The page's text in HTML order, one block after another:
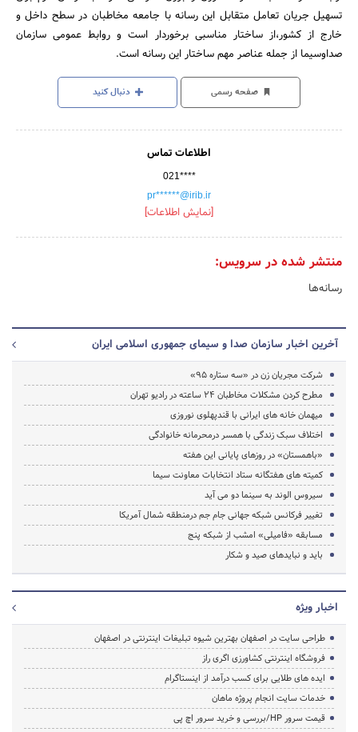
تسهیل جریان تعامل متقابل این رسانه با جامعه مخاطبان در سطح داخل و
خارج از کشور،از ساختار مناسبی برخوردار است و روابط‌ عمومی سازمان
صداوسیما از جمله عناصر مهم ساختار این رسانه است.
صفحه رسمی دنبال کنید
اطلاعات تماس
021****
pr******@irib.ir
[نمایش اطلاعات]
منتشر شده در سرویس:
رسانه‌ها
آخرین اخبار سازمان صدا و سیمای جمهوری اسلامی ایران
شرکت مجریان زن در «سه ستاره 95»
مطرح کردن مشکلات مخاطبان ۲۴ ساعته در رادیو تهران
میهمان خانه های ایرانی با قندپهلوی نوروزی
اختلاف سبک زندگی با همسر درمحرمانه خانوادگی
«باهمستان» در روزهای پایانی این هفته
کمیته های هفتگانه ستاد انتخابات معاونت سیما
سیروس الوند به سینما دو می آید
تغییر فرکانس شبکه جهانی جام جم درمنطقه شمال آمریکا
مسابقه «فامیلی» امشب از شبکه پنج
باید و نباید‌های صید و شکار
اخبار ویژه
طراحی سایت در اصفهان بهترین شیوه تبلیغات اینترنتی در اصفهان
فروشگاه اینترنتی کشاورزی اگری راز
ایده های طلایی برای کسب درآمد از اینستاگرام
خدمات سایت انجام پروژه ماهان
قیمت سرور HP/بررسی و خرید سرور اچ پی